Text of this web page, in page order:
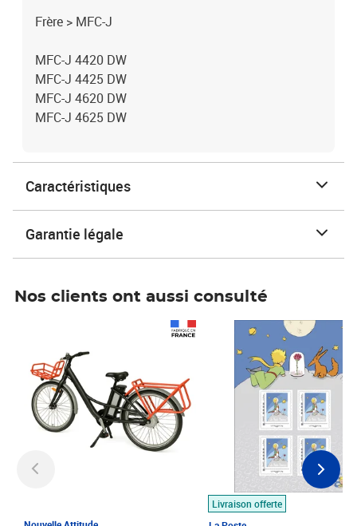
Frère > MFC-J
MFC-J 4420 DW
MFC-J 4425 DW
MFC-J 4620 DW
MFC-J 4625 DW
Caractéristiques
Garantie légale
Nos clients ont aussi consulté
Livraison offerte
Prix 7,50€